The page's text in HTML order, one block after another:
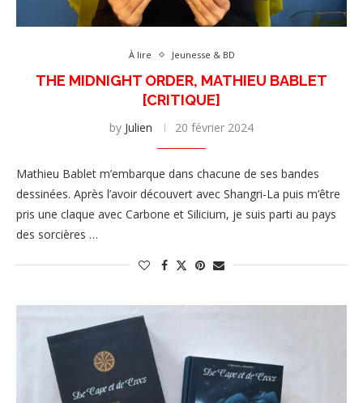
À lire Jeunesse & BD
THE MIDNIGHT ORDER, MATHIEU BABLET
[CRITIQUE]
by Julien 20 février 2024
Mathieu Bablet m’embarque dans chacune de ses bandes
dessinées. Après l’avoir découvert avec Shangri-La puis m’être
pris une claque avec Carbone et Silicium, je suis parti au pays
des sorcières …